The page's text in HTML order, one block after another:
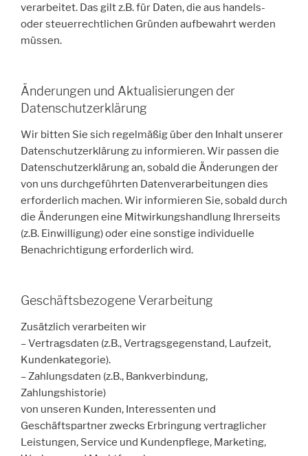
verarbeitet. Das gilt z.B. für Daten, die aus handels-
oder steuerrechtlichen Gründen aufbewahrt werden
müssen.
Änderungen und Aktualisierungen der
Datenschutzerklärung
Wir bitten Sie sich regelmäßig über den Inhalt unserer
Datenschutzerklärung zu informieren. Wir passen die
Datenschutzerklärung an, sobald die Änderungen der
von uns durchgeführten Datenverarbeitungen dies
erforderlich machen. Wir informieren Sie, sobald durch
die Änderungen eine Mitwirkungshandlung Ihrerseits
(z.B. Einwilligung) oder eine sonstige individuelle
Benachrichtigung erforderlich wird.
Geschäftsbezogene Verarbeitung
Zusätzlich verarbeiten wir
– Vertragsdaten (z.B., Vertragsgegenstand, Laufzeit,
Kundenkategorie).
– Zahlungsdaten (z.B., Bankverbindung,
Zahlungshistorie)
von unseren Kunden, Interessenten und
Geschäftspartner zwecks Erbringung vertraglicher
Leistungen, Service und Kundenpflege, Marketing,